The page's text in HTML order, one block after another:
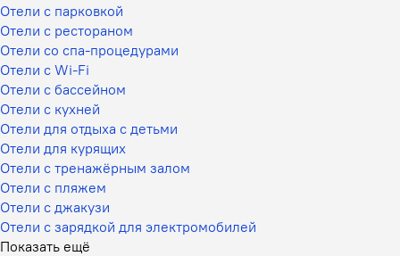
Отели с парковкой
Отели с рестораном
Отели со спа-процедурами
Отели с Wi-Fi
Отели с бассейном
Отели с кухней
Отели для отдыха с детьми
Отели для курящих
Отели с тренажёрным залом
Отели с пляжем
Отели с джакузи
Отели с зарядкой для электромобилей
Показать ещё